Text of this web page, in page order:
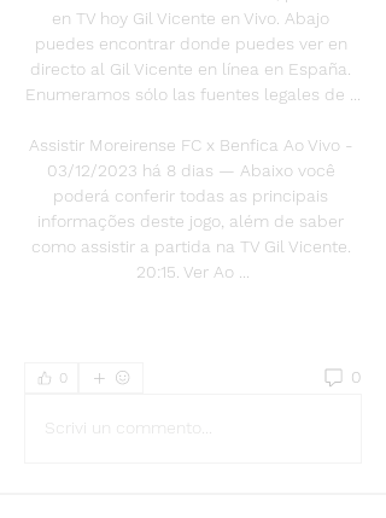
en TV hoy Gil Vicente en Vivo. Abajo
puedes encontrar donde puedes ver en
directo al Gil Vicente en línea en España.
Enumeramos sólo las fuentes legales de ...
Assistir Moreirense FC x Benfica Ao Vivo -
03/12/2023 há 8 dias — Abaixo você
poderá conferir todas as principais
informações deste jogo, além de saber
como assistir a partida na TV Gil Vicente.
20:15. Ver Ao ...
0 0
Scrivi un commento...